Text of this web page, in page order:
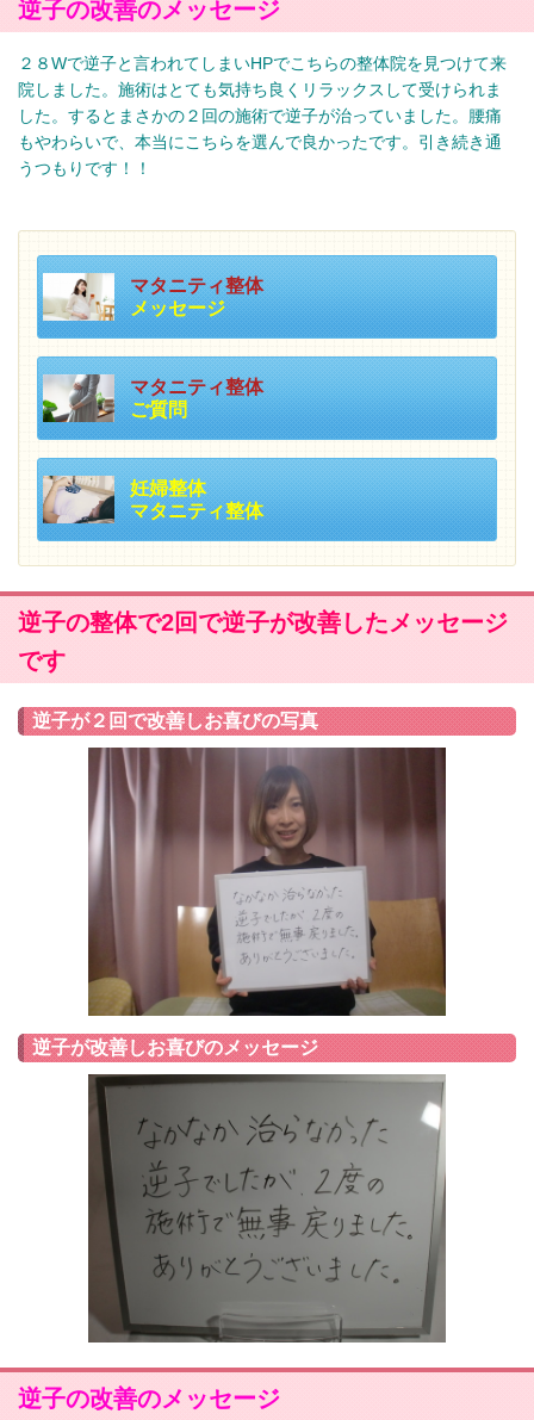
逆子の改善のメッセージ
２８Wで逆子と言われてしまいHPでこちらの整体院を見つけて来
院しました。施術はとても気持ち良くリラックスして受けられま
した。するとまさかの２回の施術で逆子が治っていました。腰痛
もやわらいで、本当にこちらを選んで良かったです。引き続き通
うつもりです！！
マタニティ整体
メッセージ
マタニティ整体
ご質問
妊婦整体
マタニティ整体
逆子の整体で2回で逆子が改善したメッセージ
です
逆子が２回で改善しお喜びの写真
逆子が改善しお喜びのメッセージ
逆子の改善のメッセージ